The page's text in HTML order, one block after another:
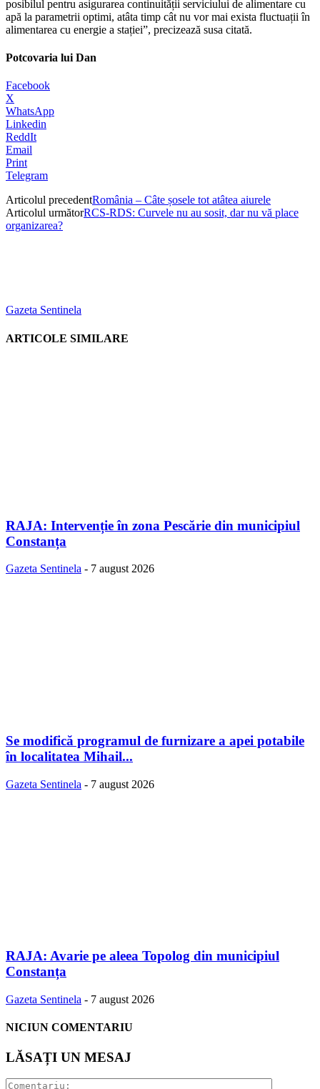
posibilul pentru asigurarea continuității serviciului de alimentare cu
apă la parametrii optimi, atâta timp cât nu vor mai exista fluctuații în
alimentarea cu energie a stației”, precizează susa citată.
Potcovaria lui Dan
Facebook
X
WhatsApp
Linkedin
ReddIt
Email
Print
Telegram
Articolul precedentRomânia – Câte șosele tot atâtea aiurele
Articolul următorRCS-RDS: Curvele nu au sosit, dar nu vă place
organizarea?
Gazeta Sentinela
ARTICOLE SIMILARE
RAJA: Intervenție în zona Pescărie din municipiul
Constanța
Gazeta Sentinela - 7 august 2026
Se modifică programul de furnizare a apei potabile
în localitatea Mihail...
Gazeta Sentinela - 7 august 2026
RAJA: Avarie pe aleea Topolog din municipiul
Constanța
Gazeta Sentinela - 7 august 2026
NICIUN COMENTARIU
LĂSAȚI UN MESAJ